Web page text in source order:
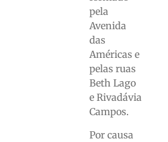
pela
Avenida
das
Américas e
pelas ruas
Beth Lago
e Rivadávia
Campos.
Por causa